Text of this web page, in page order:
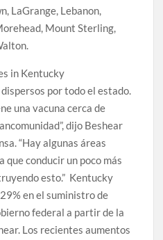
LaGrange, Lebanon,
Mount Sterling,
por todo el estado.
una vacuna cerca de
dijo Beshear
“Hay algunas áreas
que conducir un poco más
esto.” Kentucky
en el suministro de
federal a partir de la
Los recientes aumentos